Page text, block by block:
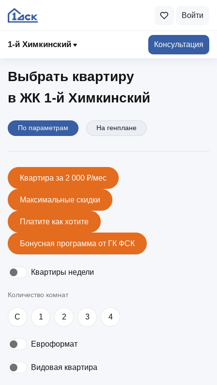
Войти
1-й Химкинский Консультация
1‑й Химкинский
Выбрать квартиру
в ЖК 1‑й Химкинский
По параметрам На генплане
Квартира за 2 000 ₽/мес
Максимальные скидки
Платите как хотите
Бонусная программа от ГК ФСК
Квартиры недели
Количество комнат
C 1 2 3 4
Евроформат
Видовая квартира